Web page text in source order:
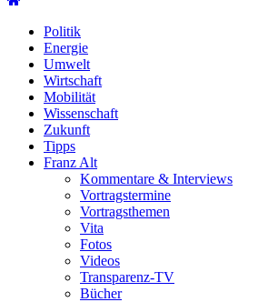
Politik
Energie
Umwelt
Wirtschaft
Mobilität
Wissenschaft
Zukunft
Tipps
Franz Alt
Kommentare & Interviews
Vortragstermine
Vortragsthemen
Vita
Fotos
Videos
Transparenz-TV
Bücher